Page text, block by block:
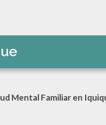
Mental Familiar en